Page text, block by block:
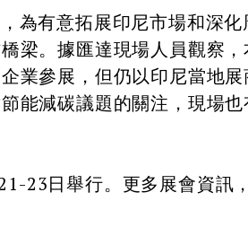
有意拓展印尼市場和深化
梁。據匯達現場人員觀察
業參展，但仍以印尼當地
能減碳議題的關注，現場
日舉行。更多展會資訊